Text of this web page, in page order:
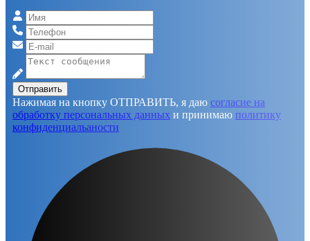
Отправить
Нажимая на кнопку ОТПРАВИТЬ, я даю согласие на
обработку персональных данных и принимаю политику
конфиденциальаности